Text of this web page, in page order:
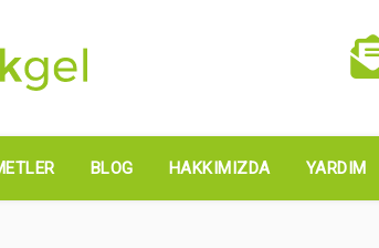
BLOG HAKKIMIZDA YARDIM